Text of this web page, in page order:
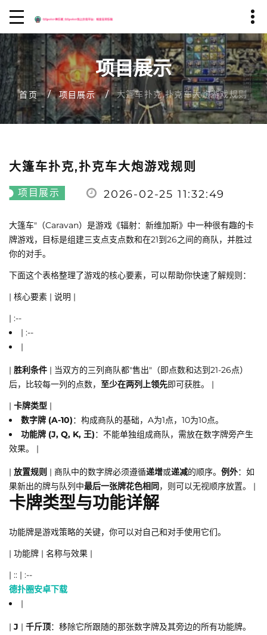
项目展示
首页 项目展示 大篷车扑克,扑克车大炮游戏规则
大篷车扑克,扑克车大炮游戏规则
项目展示 2026-02-25 11:32:49
大篷车"（Caravan）是游戏《辐射：新维加斯》中一种很有趣的卡
牌游戏，目标是组建三支点支点数和在21到26之间的商队，并胜过
你的对手。
下面这个表格整理了游戏的核心要素，可以帮助你快速了解规则：
| 核心要素 | 说明 |
| :--
| :--
|
| 胜利条件 | 当双方的三列商队都"售出"（即点数和达到21-26点）
后，比较每一列的点数， 至少在两列上领先即可获胜。 |
| 卡牌类型 |
数字牌 (A-10)：构成商队的基础，A为1点，10为10点。
功能牌 (J, Q, K, 王)：不能单独组成商队，需放在数字牌旁产生
效果。 |
| 放置规则 | 商队中的数字牌必须遵循递增或递减的顺序。 例外：如
果新出的牌与队列中最后一张牌花色相同，则可以无视顺序放置。 |
卡牌类型与功能详解
功能牌是游戏策略的关键，你可以对自己和对手使用它们。
| 功能牌 | 名称与效果 |
| :: | :--
德扑圈安卓下载
|
| J | 千斤顶：移除它所跟随的那张数字牌及其旁边的所有功能牌。